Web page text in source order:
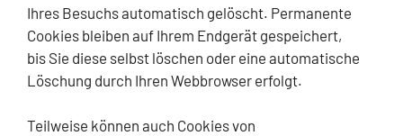
Ihres Besuchs automatisch gelöscht. Permanente
Cookies bleiben auf Ihrem Endgerät gespeichert,
bis Sie diese selbst löschen oder eine automatische
Löschung durch Ihren Webbrowser erfolgt.
Teilweise können auch Cookies von